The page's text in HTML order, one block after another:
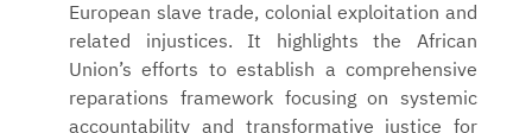
European slave trade, colonial exploitation and
related injustices. It highlights the African
Union’s efforts to establish a comprehensive
reparations framework focusing on systemic
accountability and transformative justice for